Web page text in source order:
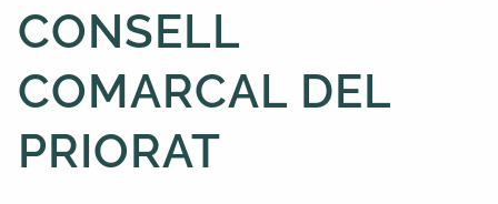
CONSELL
COMARCAL DEL
PRIORAT